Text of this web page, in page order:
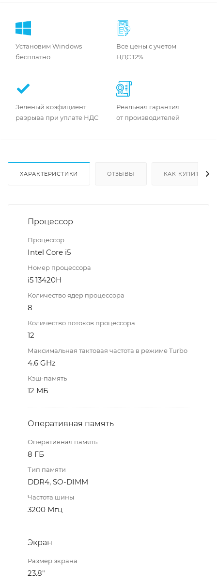
Установим Windows
бесплатно
Все цены с учетом
НДС 12%
Зеленый коэфициент
разрыва при уплате НДС
Реальная гарантия
от производителей
ХАРАКТЕРИСТИКИ ОТЗЫВЫ КАК КУПИТЬ
Процессор
Процессор
Intel Core i5
Номер процессора
i5 13420H
Количество ядер процессора
8
Количество потоков процессора
12
Максимальная тактовая частота в режиме Turbo
4.6 GHz
Кэш-память
12 МБ
Оперативная память
Оперативная память
8 ГБ
Тип памяти
DDR4, SO-DIMM
Частота шины
3200 Мгц
Экран
Размер экрана
23.8"